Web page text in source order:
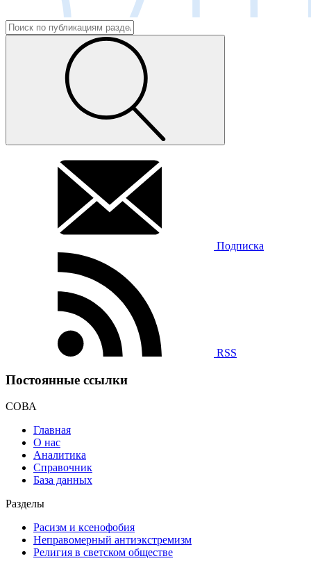
Подписка
RSS
Постоянные ссылки
СОВА
Главная
О нас
Аналитика
Справочник
База данных
Разделы
Расизм и ксенофобия
Неправомерный антиэкстремизм
Религия в светском обществе